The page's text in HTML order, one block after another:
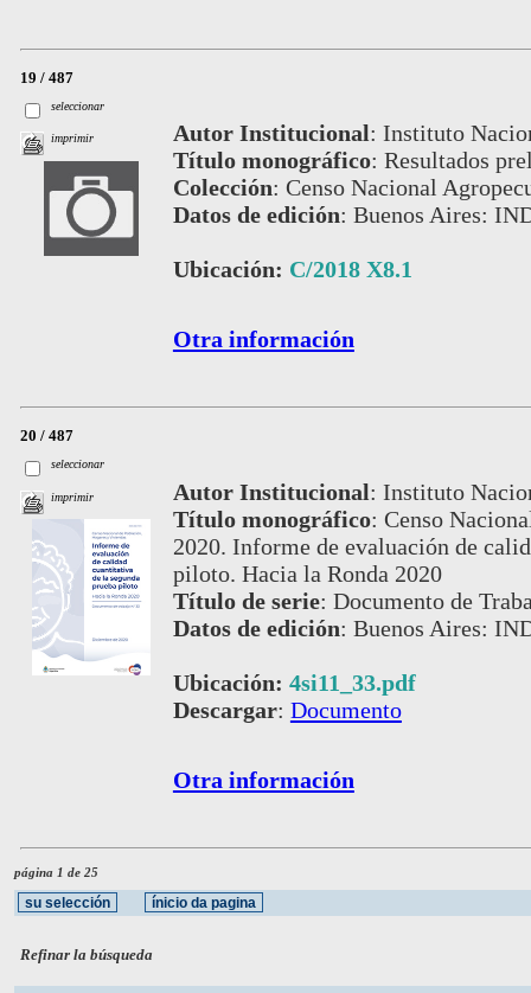
19 / 487
seleccionar
imprimir Autor Institucional: Instituto
Título monográfico: Resultados
Colección: Censo Nacional
Datos de edición: Buenos Aires:
Ubicación: C/2018 X8.1
Otra información
20 / 487
seleccionar
imprimir Autor Institucional: Instituto
Título monográfico: Censo
2020. Informe de evaluación de
piloto. Hacia la Ronda 2020
Título de serie: Documento de
Datos de edición: Buenos Aires:
Ubicación: 4si11_33.pdf
Descargar: Documento
Otra información
página 1 de 25
Refinar la búsqueda